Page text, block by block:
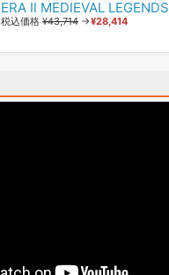
ERA II MEDIEVAL LEGENDS
税込価格 ¥43,714 →¥28,414